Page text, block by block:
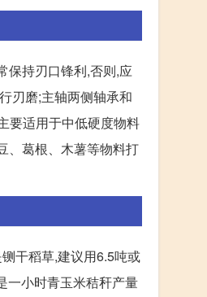
保持刃口锋利,否则,应
刃磨;主轴两侧轴承和
要适用于中低硬度物料
、葛根、木薯等物料打
干稻草,建议用6.5吨或
一小时青玉米秸秆产量